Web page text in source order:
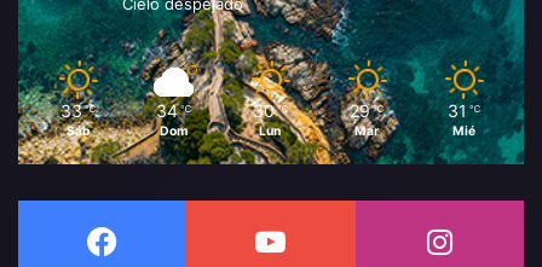
33 ℃
Sáb
34 ℃
Dom
30 ℃
Lun
29 ℃
Mar
31 ℃
Mié